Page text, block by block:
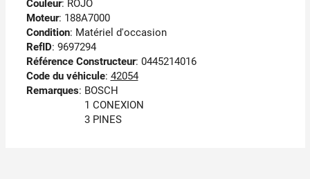
Couleur: ROJO
Moteur: 188A7000
Condition: Matériel d'occasion
RefID: 9697294
Référence Constructeur: 0445214016
Code du véhicule: 42054
Remarques: BOSCH
1 CONEXION
3 PINES